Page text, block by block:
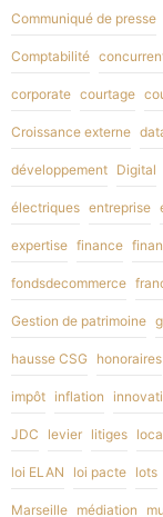
Communiqué de presse
Comptabilité
corporate courtage
Croissance externe
développement Digital
électriques entreprise
expertise finance
fondsdecommerce
Gestion de patrimoine
hausse CSG honoraires
impôt inflation
JDC levier litiges
loi ELAN loi pacte lots
Marseille médiation